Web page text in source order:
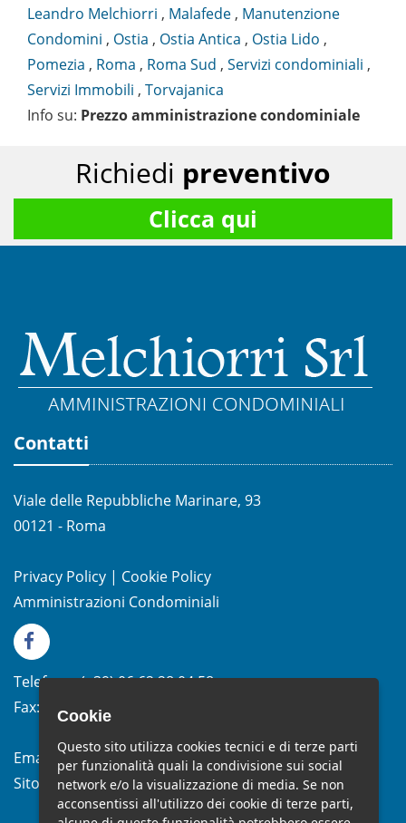
Leandro Melchiorri , Malafede , Manutenzione
Condomini , Ostia , Ostia Antica , Ostia Lido ,
Pomezia , Roma , Roma Sud , Servizi condominiali ,
Servizi Immobili , Torvajanica
Info su: Prezzo amministrazione condominiale
Richiedi preventivo
Clicca qui
Contatti
Viale delle Repubbliche Marinare, 93
00121 - Roma
Privacy Policy | Cookie Policy
Amministrazioni Condominiali
Telefono:(+39)06.62.28.04.58
Fax:
(+39) 06.99.33.19.10
Email: info@studiomelchiorri.it
Sito Web:www.stmelchiorri.it
Cookie
Questo sito utilizza cookies tecnici e di terze parti
per funzionalità quali la condivisione sui social
network e/o la visualizzazione di media. Se non
acconsentissi all'utilizzo dei cookie di terze parti,